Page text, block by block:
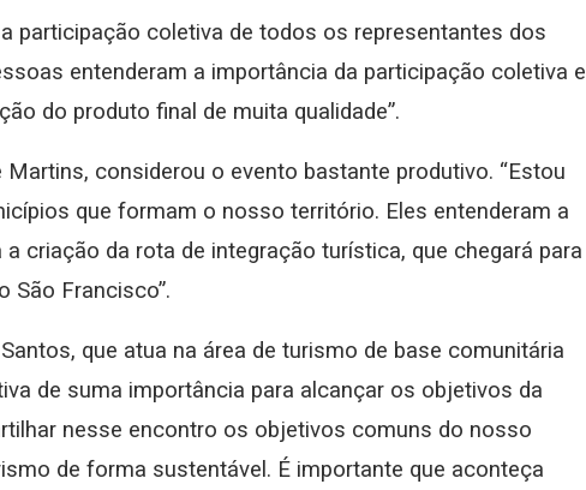
participação coletiva de todos os representantes dos
entenderam a importância da participação coletiva e
do produto final de muita qualidade”.
Martins, considerou o evento bastante produtivo. “Estou
que formam o nosso território. Eles entenderam a
criação da rota de integração turística, que chegará para
São Francisco”.
que atua na área de turismo de base comunitária
de suma importância para alcançar os objetivos da
nesse encontro os objetivos comuns do nosso
de forma sustentável. É importante que aconteça